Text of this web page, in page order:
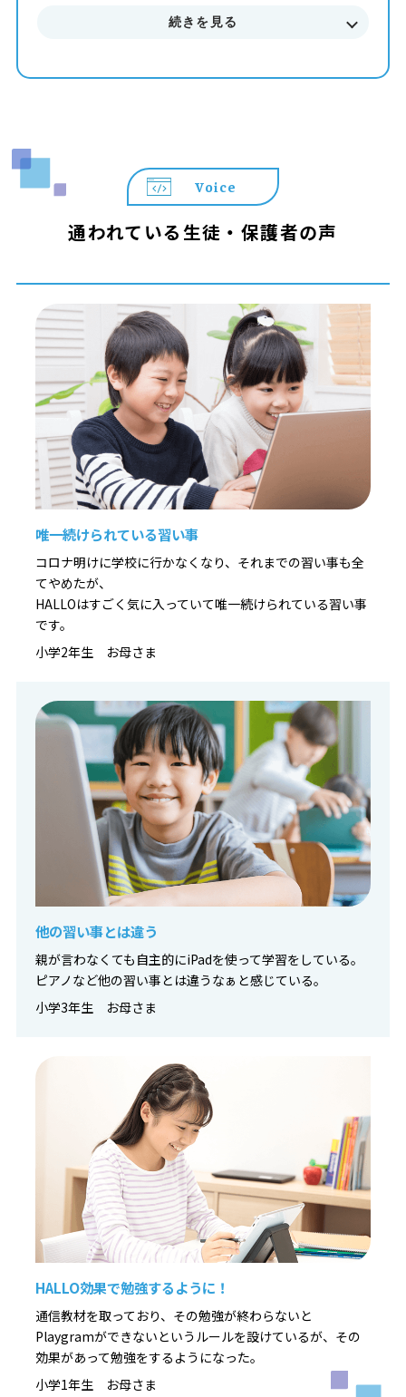
続きを見る
Voice
通われている生徒・保護者の声
唯一続けられている習い事
コロナ明けに学校に行かなくなり、それまでの習い事も全
てやめたが、
HALLOはすごく気に入っていて唯一続けられている習い事
です。
小学2年生 お母さま
他の習い事とは違う
親が言わなくても自主的にiPadを使って学習をしている。
ピアノなど他の習い事とは違うなぁと感じている。
小学3年生 お母さま
HALLO効果で勉強するように！
通信教材を取っており、その勉強が終わらないと
Playgramができないというルールを設けているが、その
効果があって勉強をするようになった。
小学1年生 お母さま